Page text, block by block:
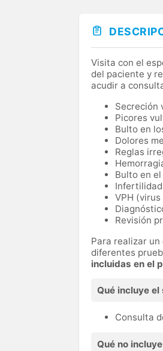
Visita con el
del paciente y
acudir a
Secreción
Picores
Bulto en
Dolores
Reglas
Bulto en
Infertilidad
VPH
Revisión
Para realizar
diferentes
incluidas en el
Qué incluye el
Consulta
Qué no